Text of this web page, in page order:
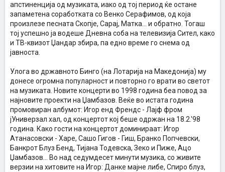
апстиненција од музиката, иако од тој период ќе остане
запаметена соработката со Венко Серафимов, од која
произлезе песната Скопје, Сарај, Матка... и обратно. Тогаш
тој успешно ја водеше Дневна соба на телевизија Сител, како
и ТВ-квизот Џандар збира, па едно време го снема од
јавноста.
Улога во државното Бинго (на Лотарија на Македонија) му
донесе огромна популарност и повторно го врати во светот
на музиката. Новите концерти во 1998 година беа повод за
најновите проекти на Џамбазов. Веќе во истата година
промовиран албумот: Игор енд Френдс - Лајф фром
јУниверзал хал, од концертот кој беше одржан на 18.2.'98
година. Како гости на концертот доминираат: Игор
Атанасовски - Харе, Сашо Гигов - Гиш, Бранко Попчевски,
Банкрот Блуз Бенд, Тијана Тодевска, Зеко и Пиже, Ацо
Џамбазов... Во над седумдесет минути музика, со живите
верзии на хитовите на Игор: Данке мајне либе, Спиро блуз,